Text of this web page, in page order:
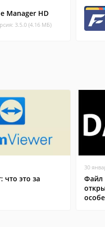
Manager HD
3.5.0 (4.16 МБ)
что это за
30
Файл